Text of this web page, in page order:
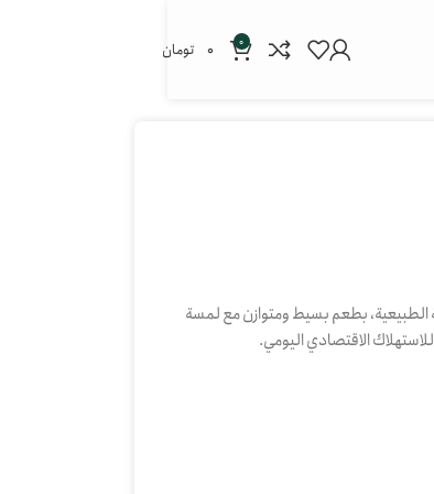
0
0 تومان
الطبيعية، بطعم بسيط ومتوازن مع لمسة
الاقتصادي اليومي.